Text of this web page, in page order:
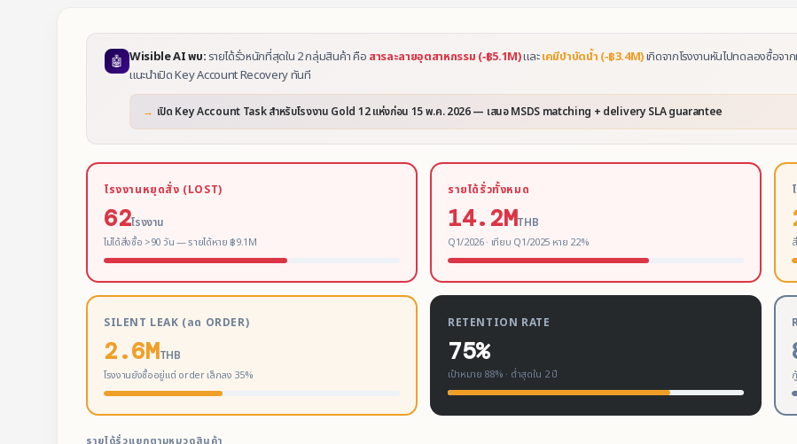
🤖 Wisible AI พบ: รายได้รั่วหนักที่สุดใน 2 กลุ่มสินค้า คือ สารละลายอุตสาหกรรม (−฿5.1M)และเคมีบำบัดน้ำ (−฿3.4M)เกิดจากโรงงานหันไปทดลองซื้อจา
แนะนำเปิด Key Account Recovery ทันที
→ เปิด Key Account Task สำหรับโรงงาน Gold 12 แห่งก่อน 15 พ.ค. 2026 — เสนอ MSDS matching + delivery SLA guarantee
โรงงานหยุดสั่ง (LOST)
62โรงงาน
ไม่ได้สั่งซื้อ >90 วัน — รายได้หาย ฿9.1M
รายได้รั่วทั้งหมด
14.2MTHB
Q1/2026 · เทียบ Q1/2025 หาย 22%
SILENT LEAK (ลด ORDER)
2.6MTHB
โรงงานยังซื้ออยู่แต่ order เล็กลง 35%
RETENTION RATE
75%
เป้าหมาย 88% · ต่ำสุดใน 2 ปี
รายได้รั่วแยกตามหมวดสินค้า